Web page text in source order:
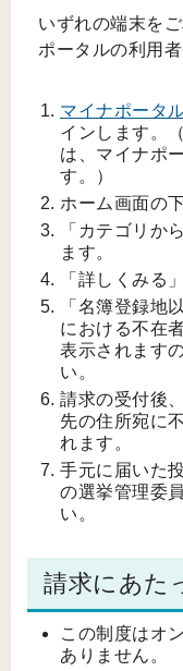
いずれの端末を
ポータルの利用
マイナポータ
インします。
は、マイナポ
す。）
ホーム画面の
「カテゴリか
ます。
「詳しくみる
「名簿登録地
における不在
表示されます
い。
請求の受付後
先の住所宛に
れます。
手元に届いた
の選挙管理委
い。
請求にあた
この制度はオ
ありません。